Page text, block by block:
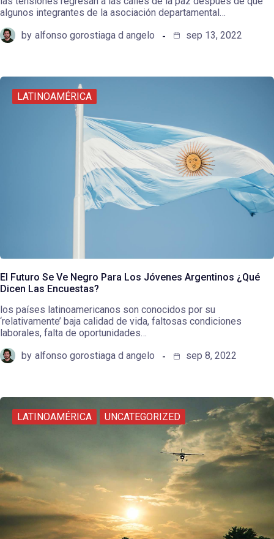
algunos integrantes de la asociación departamental…
by alfonso gorostiaga d angelo sep 13, 2022
LATINOAMÉRICA
El Futuro Se Ve Negro Para Los Jóvenes Argentinos ¿Qué
Dicen Las Encuestas?
los países latinoamericanos son conocidos por su
‘relativamente’ baja calidad de vida, faltosas condiciones
laborales, falta de oportunidades…
by alfonso gorostiaga d angelo sep 8, 2022
LATINOAMÉRICA UNCATEGORIZED